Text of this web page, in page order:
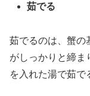
茹でる
茹でるのは、蟹の
がしっかりと締ま
を入れた湯で茹で